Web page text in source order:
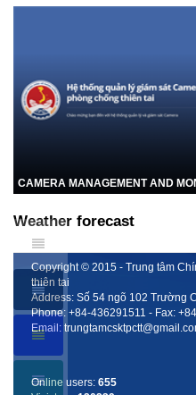
CAMERA MANAGEMENT AND
Weather forecast
Copyright © 2015 - Trung tâm
thiên tai
Address: Số 54 ngõ 102 Trường
Phone: +84-436291511 - Fax:
Email:
Online users: 655